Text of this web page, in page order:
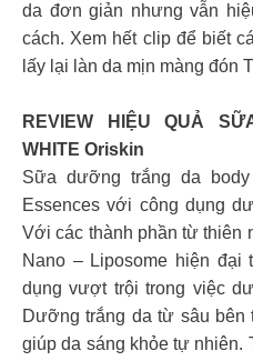
da đơn giản nhưng vẫn
cách. Xem hết clip để biết
lấy lại làn da mịn màng đón
REVIEW HIỆU QUẢ
WHITE Oriskin
Sữa dưỡng trắng da
Essences với công dụng
Với các thành phần từ thiên
Nano – Liposome hiện
dụng vượt trội trong việc
Dưỡng trắng da từ sâu bên
giúp da sáng khỏe tự nhiên.